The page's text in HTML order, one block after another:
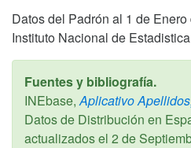
Datos del Padrón al 1 de
Instituto Nacional de Estadistica
Fuentes y bibliografía.
INEbase, Aplicativo
Datos de Distribución en
actualizados el 2 de